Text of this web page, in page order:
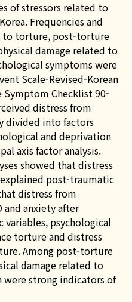
of stressors related to
Frequencies and
to torture, post-torture
damage related to
symptoms were
Scale-Revised-Korean
Symptom Checklist90-
distress from
divided into factors
and deprivation
axis factor analysis.
showed that distress
post-traumatic
distressfrom
and anxiety after
psychological
torture and distress
Among post-torture
damage related to
strong indicators of